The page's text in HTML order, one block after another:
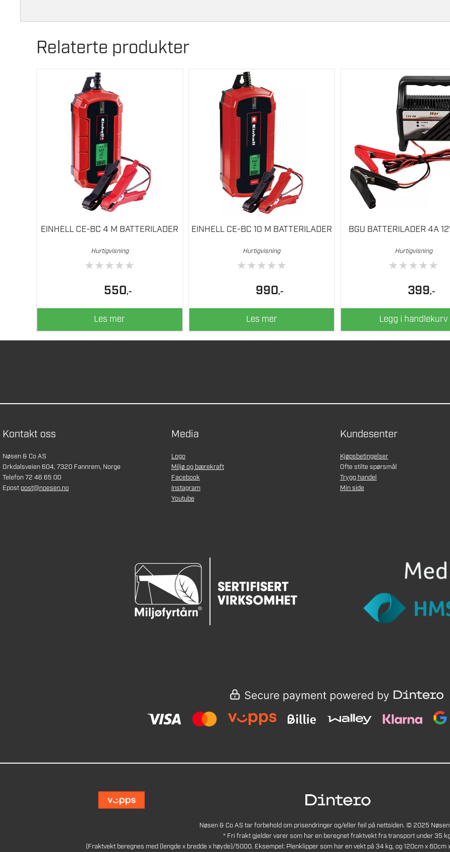
Relaterte produkter
EINHELL CE-BC 4 M BATTERILADER
Hurtigvisning
★★★★★
550,-
Les mer
EINHELL CE-BC 10 M BATTERILADER
Hurtigvisning
★★★★★
990,-
Les mer
BGU BATTERILADER 4A
Hurtigvisning
★★★★★
399,-
Legg i handlekurv
Kontakt oss
Nøsen & Co AS
Orkdalsveien 604, 7320 Fannrem, Norge
Telefon 72 46 65 00
Epost post@noesen.no
Media
Logo
Miljø og bærekraft
Facebook
Instagram
Youtube
Kundesenter
Kjøpsbetingelser
Ofte stilte spørsmål
Trygg handel
Min side
Nøsen & Co AS tar forbehold om prisendringer og/eller feil på nettsiden. © 2025 Nøsen
* Fri frakt gjelder varer som har en beregnet fraktvekt fra transport under 35
(Fraktvekt beregnes med (lengde x bredde x høyde)/5000. Eksempel: Plenklipper som har en vekt på 34 kg, og 120cm x